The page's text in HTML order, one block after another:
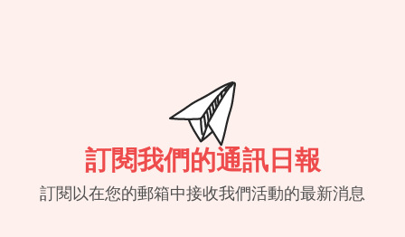
訂閱我們的通訊日報
訂閱以在您的郵箱中接收我們活動的最新消息